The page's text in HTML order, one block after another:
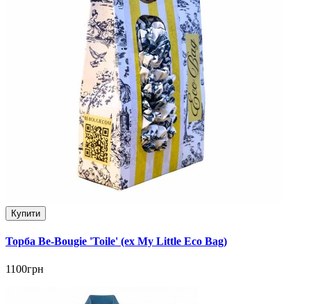
Купити
Торба Be-Bougie 'Toile' (ex My Little Eco Bag)
1100грн